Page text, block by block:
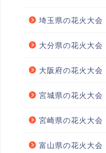
埼玉県の花火大会
大分県の花火大会
大阪府の花火大会
宮城県の花火大会
宮崎県の花火大会
富山県の花火大会